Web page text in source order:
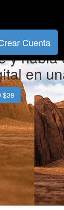
Cuenta
y habla
en
$39